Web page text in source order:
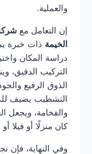
والعملية.
إن التعامل مع
الخيمة ذات خبرة
دراسة المكان
التركيب الدقيق،
الذوق الرفيع
التشطيب يضيف
والفخامة، ويجعل
كان منزلًا أو فيلا
وفي النهاية، فإن